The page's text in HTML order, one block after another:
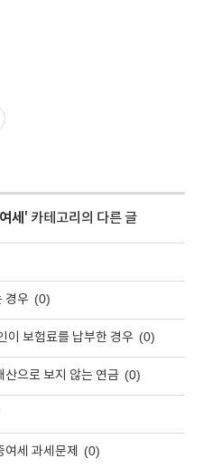
세 ' 카테고리의 다른 글
경우 (0)
이 보험료를 납부한 경우 (0)
산으로 보지 않는 연금 (0)
세 과세문제 (0)